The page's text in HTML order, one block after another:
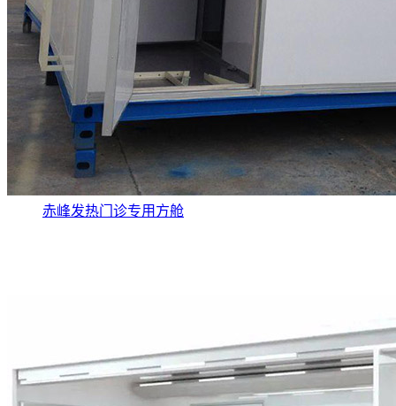
赤峰发热门诊专用方舱